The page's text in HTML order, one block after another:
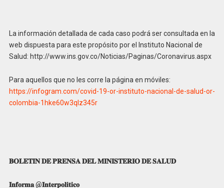
La información detallada de cada caso podrá ser consultada en la
web dispuesta para este propósito por el Instituto Nacional de
Salud: http://www.ins.gov.co/Noticias/Paginas/Coronavirus.aspx
Para aquellos que no les corre la página en móviles:
https://infogram.com/covid-19-or-instituto-nacional-de-salud-or-
colombia-1hke60w3qlz345r
𝐁𝐎𝐋𝐄𝐓𝐈𝐍𝐃𝐄𝐏𝐑𝐄𝐍𝐒𝐀𝐃𝐄𝐋𝐌𝐈𝐍𝐈𝐒𝐓𝐄𝐑𝐈𝐎𝐃𝐄𝐒𝐀𝐋𝐔𝐃
𝐈𝐧𝐟𝐨𝐫𝐦𝐚@𝐈𝐧𝐭𝐞𝐫𝐩𝐨𝐥𝐢𝐭𝐢𝐜𝐨